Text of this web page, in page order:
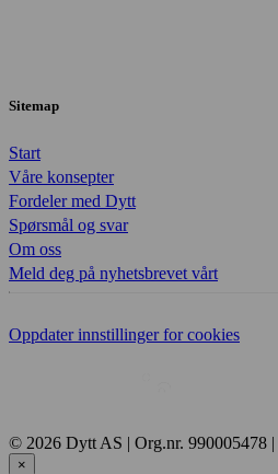
Sitemap
Start
Våre konsepter
Fordeler med Dytt
Spørsmål og svar
Om oss
Meld deg på nyhetsbrevet vårt
Oppdater innstillinger for cookies
© 2026 Dytt AS | Org.nr. 990005478 |
×